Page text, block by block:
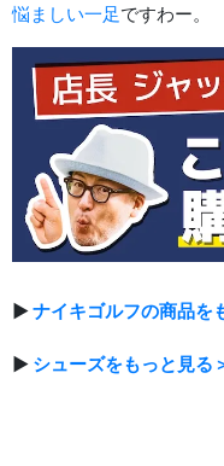
悩ましい一足ですわー。
▶ナイキゴルフの商品を
▶ シューズをもっと見る